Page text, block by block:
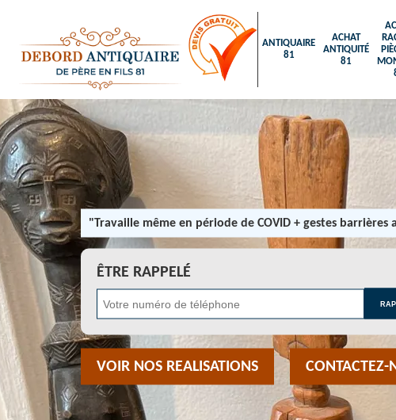
ANTIQUAIRE
81
ACHAT
ANTIQUITÉ
81
"Travaille même en période de COVID + gestes barrières
ÊTRE RAPPELÉ
VOIR NOS REALISATIONS CONTACTEZ-